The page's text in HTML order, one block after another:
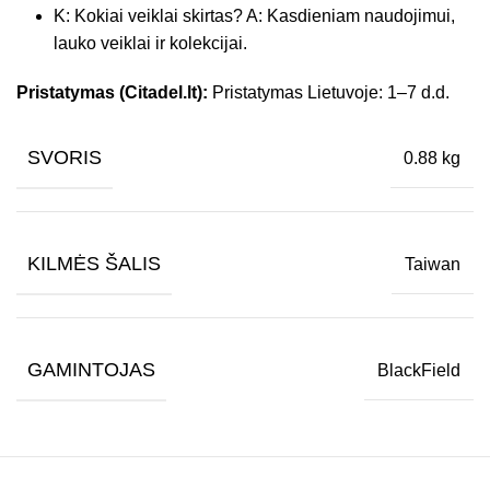
K: Kokiai veiklai skirtas? A: Kasdieniam naudojimui,
lauko veiklai ir kolekcijai.
Pristatymas (Citadel.lt): Pristatymas Lietuvoje: 1–7 d.d.
SVORIS 0.88 kg
KILMĖS ŠALIS Taiwan
GAMINTOJAS BlackField